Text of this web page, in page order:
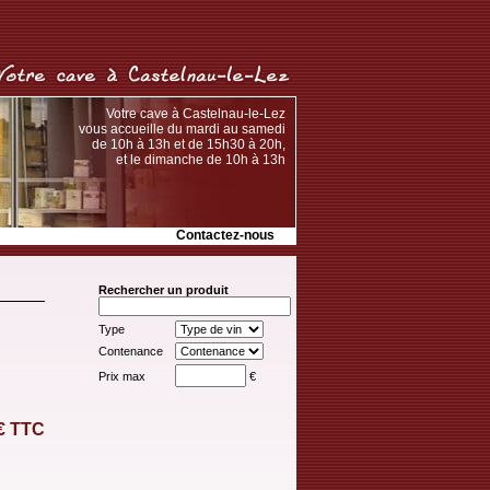
Votre cave à Castelnau-le-Lez
vous accueille du mardi au samedi
de 10h à 13h et de 15h30 à 20h,
et le dimanche de 10h à 13h
Contactez-nous
TTC
Rechercher un produit
Type
Contenance
Prix max
€